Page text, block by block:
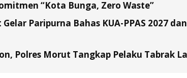
“Kota Bunga, Zero Waste”
Paripurna Bahas KUA-PPAS 2027
Polres Morut Tangkap Pelaku Tabrak